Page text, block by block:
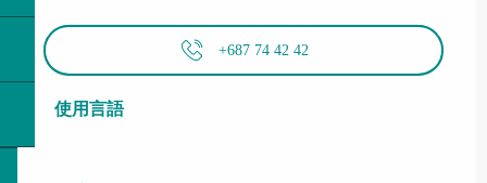
+687 74 42 42
使用言語
使用言語